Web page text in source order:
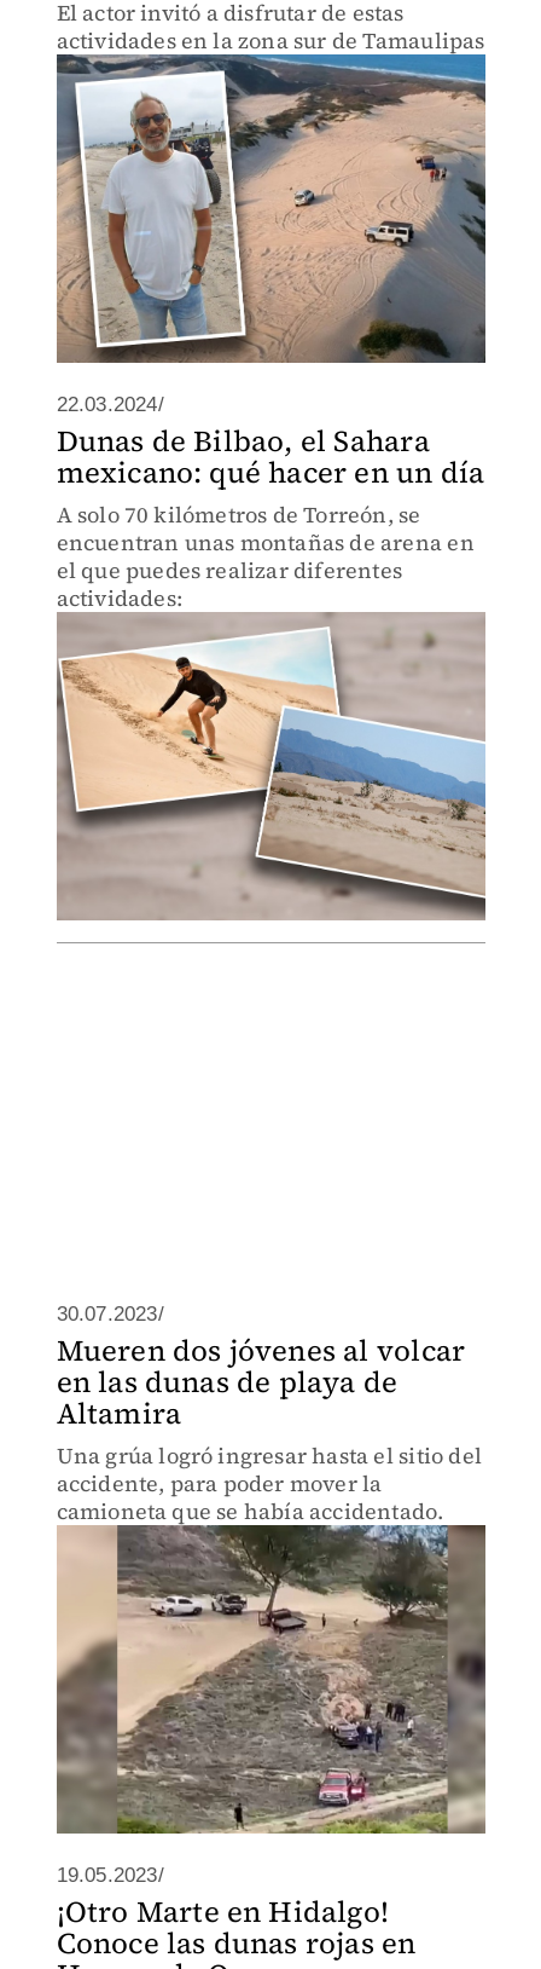
El actor invitó a disfrutar de estas
actividades en la zona sur de Tamaulipas
22.03.2024/
Dunas de Bilbao, el Sahara
mexicano: qué hacer en un día
A solo 70 kilómetros de Torreón, se
encuentran unas montañas de arena en
el que puedes realizar diferentes
actividades:
30.07.2023/
Mueren dos jóvenes al volcar
en las dunas de playa de
Altamira
Una grúa logró ingresar hasta el sitio del
accidente, para poder mover la
camioneta que se había accidentado.
19.05.2023/
¡Otro Marte en Hidalgo!
Conoce las dunas rojas en